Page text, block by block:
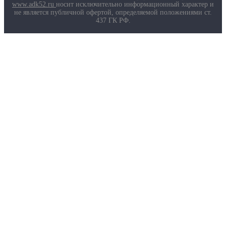
Маркировка противогазов
Основные ТР ТС, ГОСТ и ТУ
www.adk52.ru носит исключительно информационный характер и
не является публичной офертой, определяемой положениями ст.
437 ГК РФ.